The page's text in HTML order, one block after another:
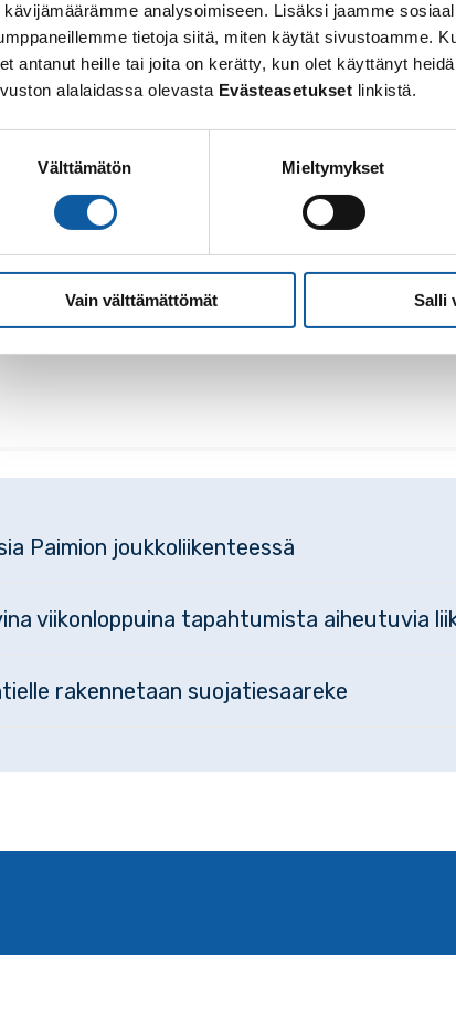
kävijämäärämme analysoimiseen. Lisäksi jaamme
tietoja siitä, miten käytät sivustoamme.
antanut heille tai joita on kerätty, kun olet käyttänyt
alalaidassa olevasta Evästeasetukset linkistä.
Välttämätön Mieltymykset
Vain välttämättömät Salli
avustusta kaikkiaan 15,4 miljoonaa euroa
Hankkeilla parannetaan kävelyn ja pyöräilyn
ja kuntien katuverkoilla sekä vähennetään
.
Kriivari
Paimion joukkoliikenteessä
viikonloppuina tapahtumista aiheutuvia
rakennetaan suojatiesaareke